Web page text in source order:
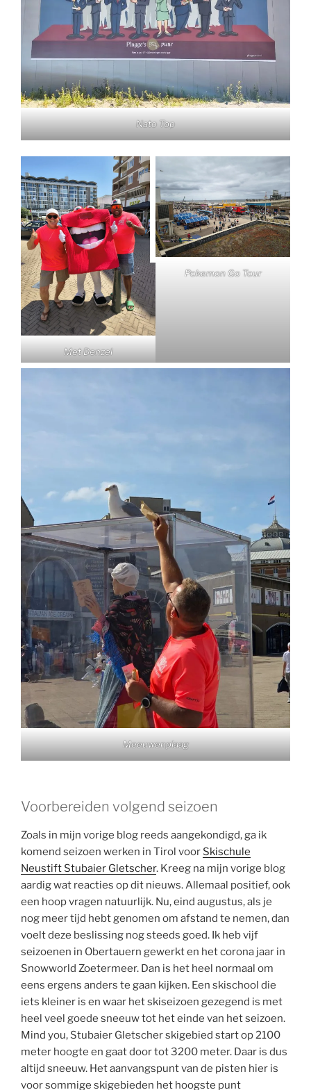
Nato Top
Met Denzel
Pokemon Go Tour
Meeuwenplaag
Voorbereiden volgend seizoen
Zoals in mijn vorige blog reeds aangekondigd, ga ik
komend seizoen werken in Tirol voor Skischule
Neustift Stubaier Gletscher. Kreeg na mijn vorige blog
aardig wat reacties op dit nieuws. Allemaal positief, ook
een hoop vragen natuurlijk. Nu, eind augustus, als je
nog meer tijd hebt genomen om afstand te nemen, dan
voelt deze beslissing nog steeds goed. Ik heb vijf
seizoenen in Obertauern gewerkt en het corona jaar in
Snowworld Zoetermeer. Dan is het heel normaal om
eens ergens anders te gaan kijken. Een skischool die
iets kleiner is en waar het skiseizoen gezegend is met
heel veel goede sneeuw tot het einde van het seizoen.
Mind you, Stubaier Gletscher skigebied start op 2100
meter hoogte en gaat door tot 3200 meter. Daar is dus
altijd sneeuw. Het aanvangspunt van de pisten hier is
voor sommige skigebieden het hoogste punt